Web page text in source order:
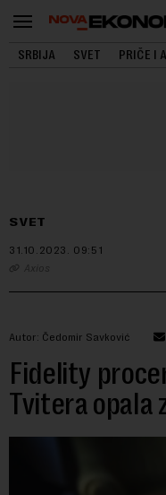
SRBIJA SVET PRIČE I
SVET
31.10.2023. 09:51
Axios
Autor: Čedomir Savković
Fidelity
Tvitera opala